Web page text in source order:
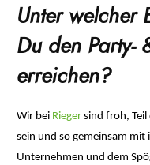
Unter welcher
Du den Party-
erreichen?
Wir bei Rieger sind froh, Teil
sein und so gemeinsam mit
Unternehmen und dem